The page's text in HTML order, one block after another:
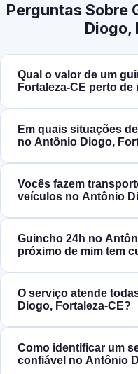
Perguntas Sobre
Diogo,
Qual o valor de um
Fortaleza‑CE perto de
Em quais situações
no Antônio Diogo,
Vocês fazem
veículos no Antônio
Guincho 24h no
próximo de mim tem
O serviço atende
Diogo, Fortaleza‑CE?
Como identificar um
confiável no Antônio